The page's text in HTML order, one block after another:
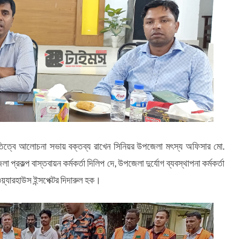
আলোচনা সভায় বক্তব্য রাখেন সিনিয়র উপজেলা মৎস্য অফিসার মো.
বাস্তবায়ন কর্মকর্তা দিলিপ দে, উপজেলা দুর্যোগ ব্যবস্থাপনা কর্মকর্তা
ইন্সপেক্টর দিদারুল হক।